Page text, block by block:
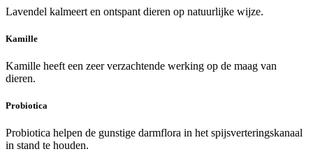
Lavendel kalmeert en ontspant dieren op natuurlijke wijze.
Kamille
Kamille heeft een zeer verzachtende werking op de maag van
dieren.
Probiotica
Probiotica helpen de gunstige darmflora in het spijsverteringskanaal
in stand te houden.